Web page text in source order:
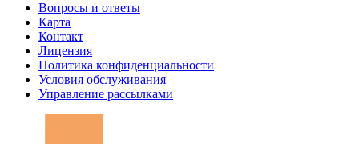
Вопросы и ответы
Карта
Контакт
Лицензия
Политика конфиденциальности
Условия обслуживания
Управление рассылками